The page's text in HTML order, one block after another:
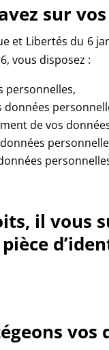
sur
et Libertés du 6
vous disposez :
personnelles,
données
de vos
il vous
vos